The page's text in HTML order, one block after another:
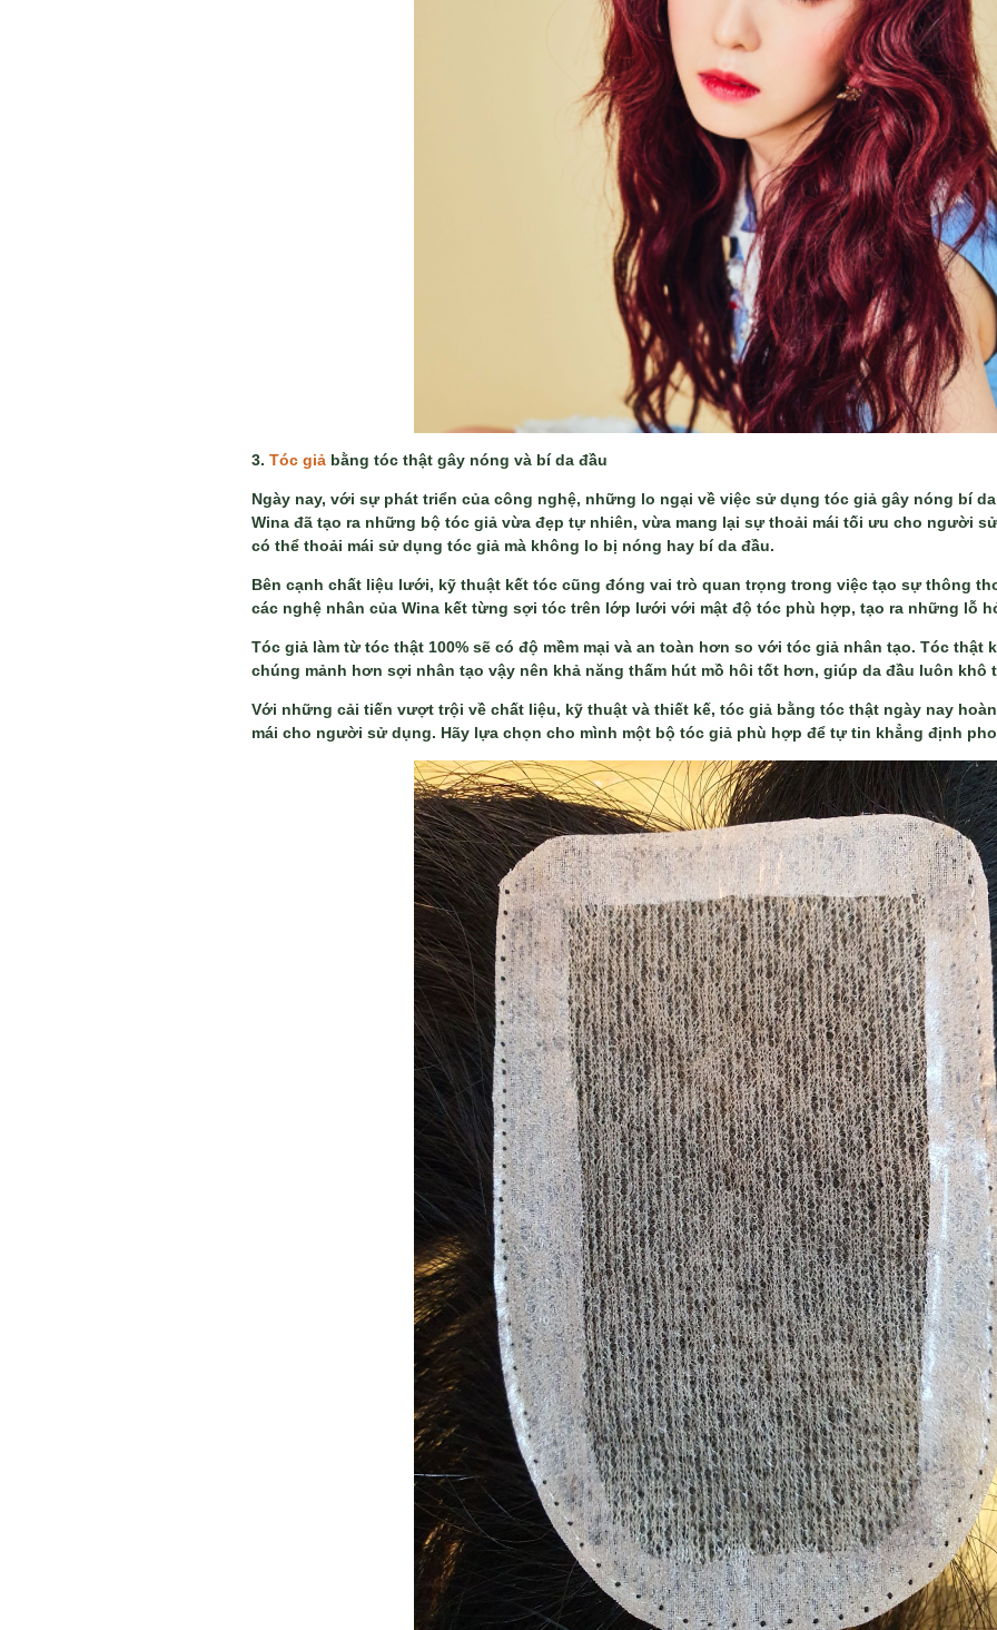
3. Tóc giả bằng tóc thật gây nóng và bí da đầu
Ngày nay, với sự phát triển của công nghệ, những lo ngại về việc sử dụng tóc giả gây nóng bí
Wina đã tạo ra những bộ tóc giả vừa đẹp tự nhiên, vừa mang lại sự thoải mái tối ưu cho người
có thể thoải mái sử dụng tóc giả mà không lo bị nóng hay bí da đầu.
Bên cạnh chất liệu lưới, kỹ thuật kết tóc cũng đóng vai trò quan trọng trong việc tạo sự thông
các nghệ nhân của Wina kết từng sợi tóc trên lớp lưới với mật độ tóc phù hợp, tạo ra những lỗ
Tóc giả làm từ tóc thật 100% sẽ có độ mềm mại và an toàn hơn so với tóc giả nhân tạo. Tóc thật
chúng mảnh hơn sợi nhân tạo vậy nên khả năng thấm hút mồ hôi tốt hơn, giúp da đầu luôn khô
Với những cải tiến vượt trội về chất liệu, kỹ thuật và thiết kế, tóc giả bằng tóc thật ngày nay
mái cho người sử dụng. Hãy lựa chọn cho mình một bộ tóc giả phù hợp để tự tin khẳng định